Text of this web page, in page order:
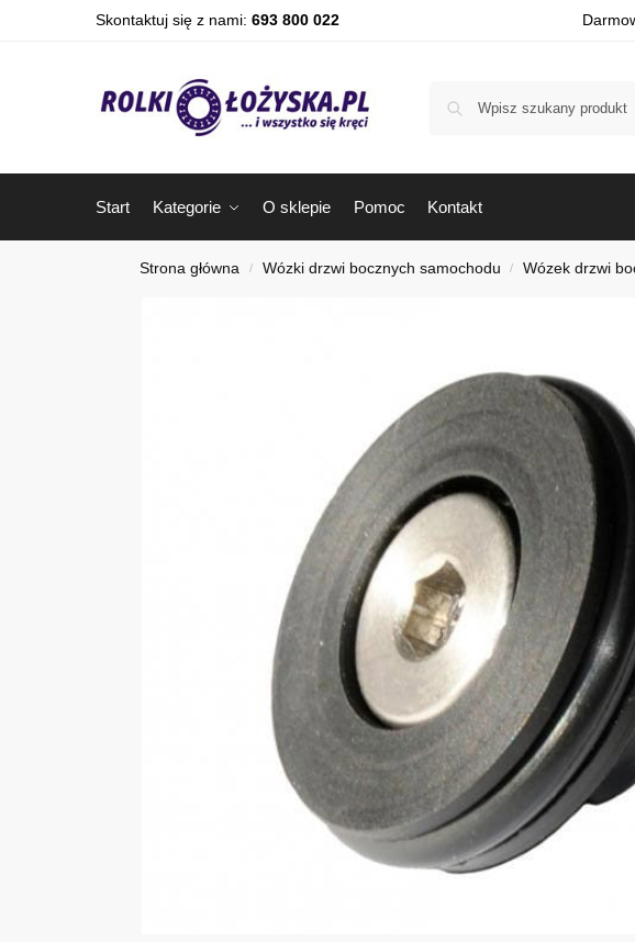
Skontaktuj się z nami: 693 800 022
Start Kategorie O sklepie Pomoc Kontakt
Strona główna / Wózki drzwi bocznych samochodu / Wózek drzwi